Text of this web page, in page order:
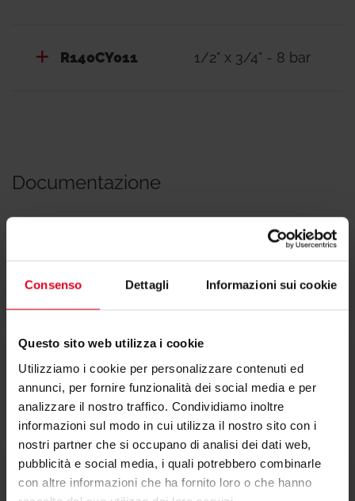
Consenso Dettagli Informazioni sui cookie
Questo sito web utilizza i cookie
Utilizziamo i cookie per personalizzare contenuti ed
annunci, per fornire funzionalità dei social media e per
analizzare il nostro traffico. Condividiamo inoltre
informazioni sul modo in cui utilizza il nostro sito con i
nostri partner che si occupano di analisi dei dati web,
pubblicità e social media, i quali potrebbero combinarle
con altre informazioni che ha fornito loro o che hanno
R140CY011 1/2" x 3/4" - 8 bar
Documentazione
Dichiarazione di conformità